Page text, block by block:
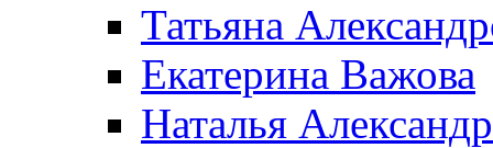
Татьяна
Екатерина Важова
Наталья